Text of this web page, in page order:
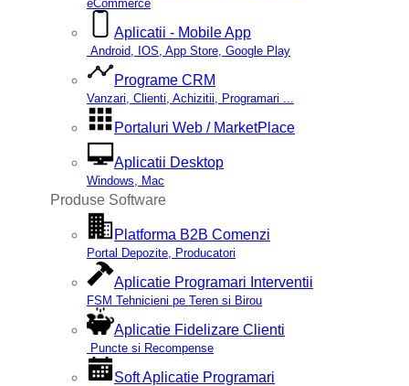
eCommerce
Aplicatii - Mobile App
Android, IOS, App Store, Google Play
Programe CRM
Vanzari, Clienti, Achizitii, Programari ...
Portaluri Web / MarketPlace
Aplicatii Desktop
Windows, Mac
Produse Software
Platforma B2B Comenzi
Portal Depozite, Producatori
Aplicatie Programari Interventii
FSM Tehnicieni pe Teren si Birou
Aplicatie Fidelizare Clienti
Puncte si Recompense
Soft Aplicatie Programari